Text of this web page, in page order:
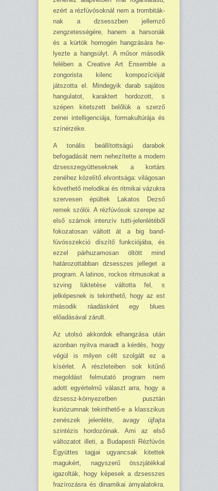
ezért a rézfúvósoknál nem a trombiták­
nak a dzsesszben jellemző
zengzetességére, ha­nem a harsonák
és a kürtök homogén hangzására he­
lyezte a hangsúlyt. A műsor má­sodik
felé­ben a Creative Art En­semble a
zongorista kilenc kom­pozícióját
játszotta el. Mindegyik darab sajátos
hangulatot, karak­tert hordozott, s
szépen kitetszett belőlük a szerző
zenei intelligen­ciája, formakultúrája és
színérzéke.
A tonális beállítottságú dara­bok
befogadását nem nehezítette a modern
dzsessz­együtte­seknek a kortárs
zenéhez közelítő elvont­sága: világosan
követhető melodikai és ritmikai vázuk­ra
szerve­sen épültek Lakatos Dezső
remek szólói. A rézfúvósok szerepe az
első számok intenzív tutti-jelenlétéből
fokozatosan váltott át a big band-
fúvósszekció díszítő funkciójába, és
ezzel párhuzamo­san öltött mind
határozottabban dzsesszes jelleget a
program. A latinos, rockos ritmusokat a
szving lüktetése váltotta fel, s
jelképes­nek is tekinthető, hogy az est
második ráadásként egy blues
előadásával zárult.
Az utolsó akkordok elhangzása után
azonban nyitva maradt a kérdés, hogy
végül is milyen célt szolgált ez a
kísérlet. A részletei­ben sok kitűnő
megoldást felmu­tató program nem
adott egyértel­mű választ arra, hogy a
dzsessz-környezetben pusztán
kuriózum­nak tekinthető-e a klasszikus
ze­nészek jelenléte, avagy újfajta
szintézis hordozóinak. Ami az első
változatot illeti, a Budapesti Rézfúvós
Együttes tagjai ugyan­csak kitettek
magukért, nagysze­rű összjátékkal
igazolták, hogy képesek a dzsesszes
frazírozásra és dinamikai árnyalatokra.